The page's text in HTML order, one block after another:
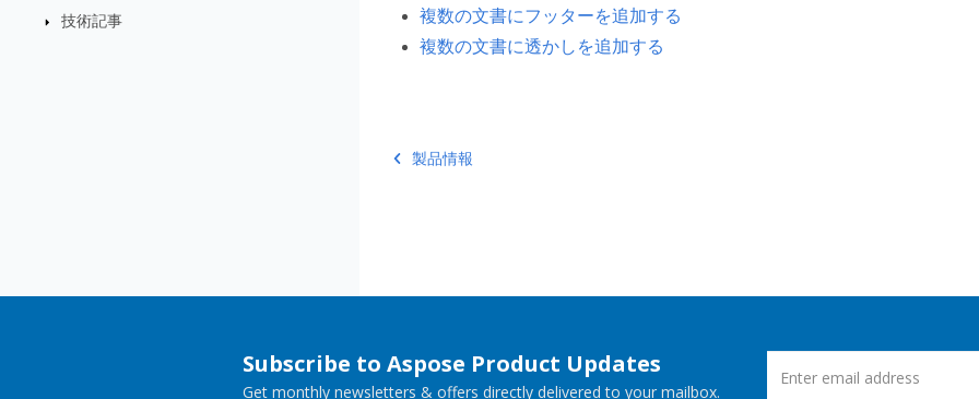
技術記事
複数の文書にフッターを追加する
複数の文書に透かしを追加する
製品情報
Subscribe to Aspose Product Updates
Get monthly newsletters & offers directly delivered to your mailbox.